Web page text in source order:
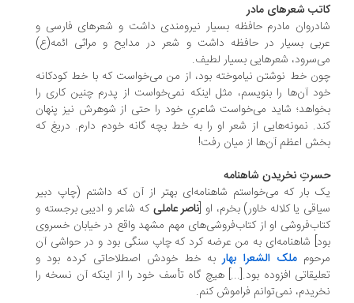
شعرهای مادر
مادرم حافظه بسیار نیرومندی داشت و شعرهای فارسی و
بسیار در حافظه داشت و شعر در مدایح و مراثی ائمه(ع)
شعرهایی بسیار لطیف.
خط نوشتن نیاموخته بود، از من می‌خواست که با خط کودکانه
آن‌ها را بنویسم، مثل اینکه نمی‌خواست از پدرم چنین کاری را
شاید می‌خواست شاعریِ خود را حتی از شوهرش نیز پنهان
نمونه‌هایی از شعر او را به خط بچه گانه خودم دارم. دریغ که
اعظم آن‌ها از میان رفت!
نخریدن شاهنامه‌
بار که می‌خواستم شاهنامه‌ای بهتر از آن که داشتم (چاپ دبیر
یا کلاله خاور) بخرم، او [ناصر عاملیکه شاعر و ادیبی برجسته و
او از کتاب‌فروشی‌های مهم مشهد واقع در خیابان خسروی
شاهنامه‌ای به من عرضه کرد که چاپ سنگی بود و در حواشی آن
ملک الشعرا بهاربه خط خودش اصطلاحاتی کرده بود و
افزوده بود.[...] هیچ گاه تأسف خود را از اینکه آن نسخه را
نمی‌توانم فراموش کنم.